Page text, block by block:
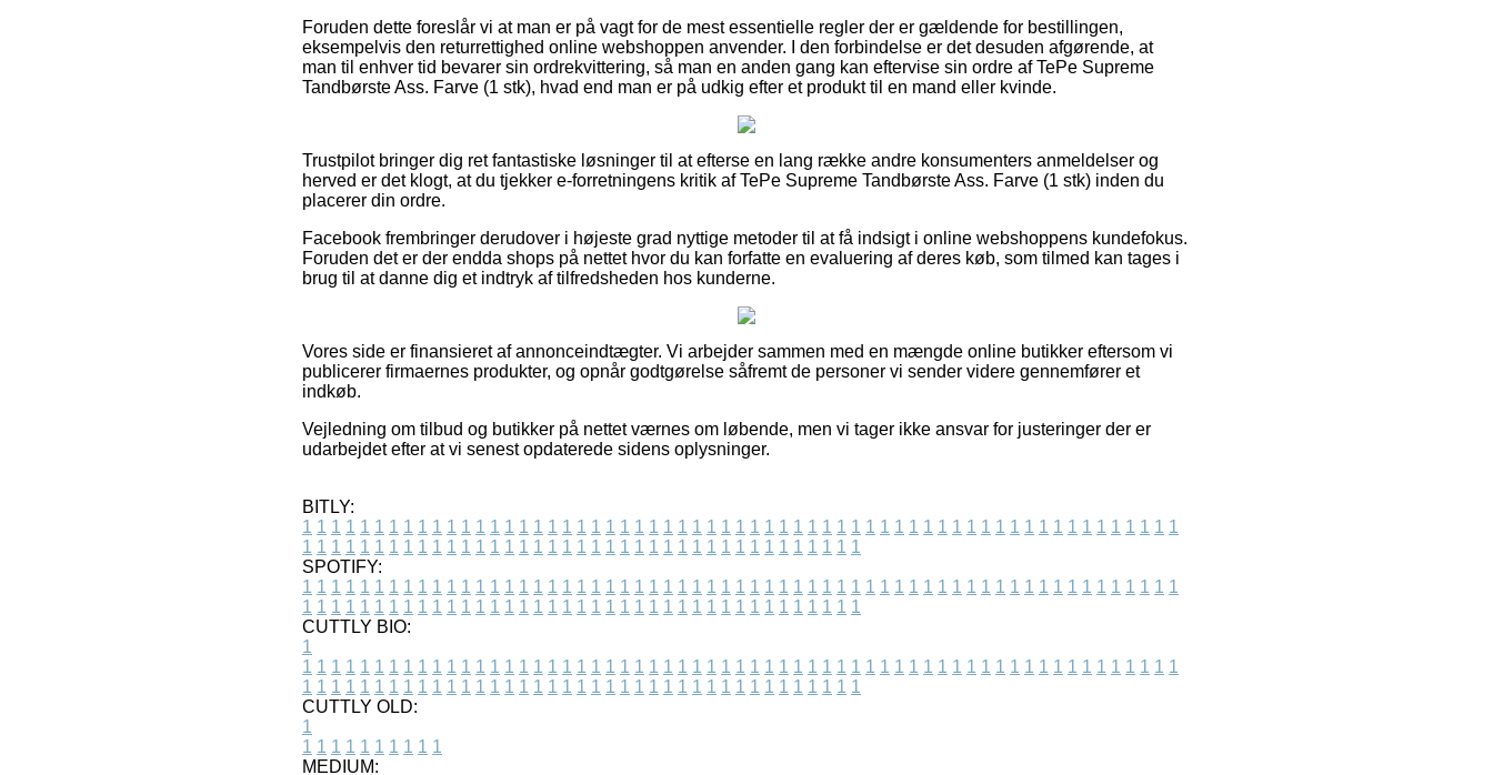
Foruden dette foreslår vi at man er på vagt for de mest essentielle regler der er gældende for bestillingen,
eksempelvis den returrettighed online webshoppen anvender. I den forbindelse er det desuden afgørende, at
man til enhver tid bevarer sin ordrekvittering, så man en anden gang kan eftervise sin ordre af TePe Supreme
Tandbørste Ass. Farve (1 stk), hvad end man er på udkig efter et produkt til en mand eller kvinde.
Trustpilot bringer dig ret fantastiske løsninger til at efterse en lang række andre konsumenters anmeldelser og
herved er det klogt, at du tjekker e-forretningens kritik af TePe Supreme Tandbørste Ass. Farve (1 stk) inden du
placerer din ordre.
Facebook frembringer derudover i højeste grad nyttige metoder til at få indsigt i online webshoppens kundefokus.
Foruden det er der endda shops på nettet hvor du kan forfatte en evaluering af deres køb, som tilmed kan tages i
brug til at danne dig et indtryk af tilfredsheden hos kunderne.
Vores side er finansieret af annonceindtægter. Vi arbejder sammen med en mængde online butikker eftersom vi
publicerer firmaernes produkter, og opnår godtgørelse såfremt de personer vi sender videre gennemfører et
indkøb.
Vejledning om tilbud og butikker på nettet værnes om løbende, men vi tager ikke ansvar for justeringer der er
udarbejdet efter at vi senest opdaterede sidens oplysninger.
BITLY:
1 1 1 1 1 1 1 1 1 1 1 1 1 1 1 1 1 1 1 1 1 1 1 1 1 1 1 1 1 1 1 1 1 1 1 1 1 1 1 1 1 1 1 1 1 1 1 1 1 1 1 1 1 1 1 1 1 1 1 1 1
1 1 1 1 1 1 1 1 1 1 1 1 1 1 1 1 1 1 1 1 1 1 1 1 1 1 1 1 1 1 1 1 1 1 1 1 1 1 1
SPOTIFY:
1 1 1 1 1 1 1 1 1 1 1 1 1 1 1 1 1 1 1 1 1 1 1 1 1 1 1 1 1 1 1 1 1 1 1 1 1 1 1 1 1 1 1 1 1 1 1 1 1 1 1 1 1 1 1 1 1 1 1 1 1
1 1 1 1 1 1 1 1 1 1 1 1 1 1 1 1 1 1 1 1 1 1 1 1 1 1 1 1 1 1 1 1 1 1 1 1 1 1 1
CUTTLY BIO:
1
1 1 1 1 1 1 1 1 1 1 1 1 1 1 1 1 1 1 1 1 1 1 1 1 1 1 1 1 1 1 1 1 1 1 1 1 1 1 1 1 1 1 1 1 1 1 1 1 1 1 1 1 1 1 1 1 1 1 1 1 1
1 1 1 1 1 1 1 1 1 1 1 1 1 1 1 1 1 1 1 1 1 1 1 1 1 1 1 1 1 1 1 1 1 1 1 1 1 1 1
CUTTLY OLD:
1
1 1 1 1 1 1 1 1 1 1
MEDIUM: